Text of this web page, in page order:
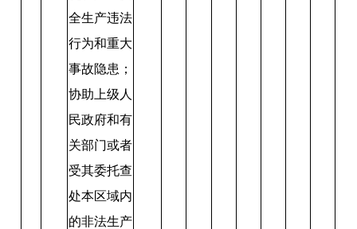
全生产违法
行为和重大
事故隐患；
协助上级人
民政府和有
关部门或者
受其委托查
处本区域内
的非法生产